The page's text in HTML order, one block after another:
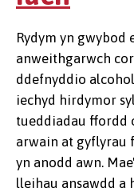
Rydym yn gwybod
anweithgarwch
ddefnyddio
iechyd hirdymor
tueddiadau ffordd
arwain at gyflyrau
yn anodd awn.
lleihau ansawdd a